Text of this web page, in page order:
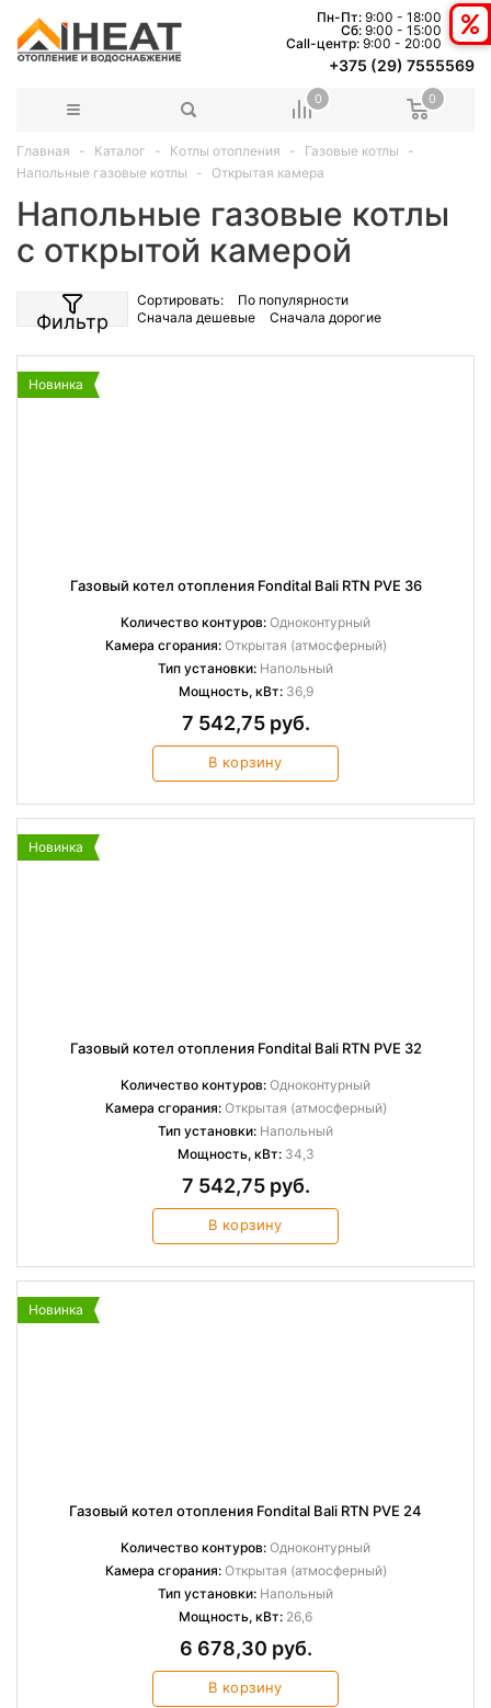
Пн-Пт: 9:00 - 18:00
Сб: 9:00 - 15:00
Сall-центр: 9:00 - 20:00
+375 (29) 7555569
0 0
Главная Каталог Котлы отопления
Газовые котлы
Напольные газовые котлы
Открытая камера
Напольные газовые котлы
с открытой камерой
Фильтр
Сортировать:
По популярности
Сначала дешевые
Сначала дорогие
Новинка
Газовый котел отопления Fondital Bali RTN PVE 36
Количество контуров: Одноконтурный
Камера сгорания:Открытая (атмосферный)
Тип установки: Напольный
Мощность, кВт:36,9
7 542,75 руб.
В корзину
Новинка
Газовый котел отопления Fondital Bali RTN PVE 32
Количество контуров: Одноконтурный
Камера сгорания:Открытая (атмосферный)
Тип установки: Напольный
Мощность, кВт:34,3
7 542,75 руб.
В корзину
Новинка
Газовый котел отопления Fondital Bali RTN PVE 24
Количество контуров: Одноконтурный
Камера сгорания:Открытая (атмосферный)
Тип установки: Напольный
Мощность, кВт: 26,6
6 678,30 руб.
В корзину